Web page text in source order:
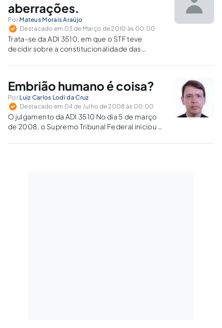
aberrações.
Por Mateus Morais Araújo
Destacado em 03 de Março de 2010 às 00:00
Trata-se da ADI 3510, em que o STF teve
decidir sobre a constitucionalidade das
humanas em fase embrionária.
Embrião humano é coisa?
Por Luiz Carlos Lodi da Cruz
Destacado em 04 de Julho de 2008 às 00:00
O julgamento da ADI 3510 No dia 5 de março
de 2008, o Supremo Tribunal Federal iniciou o
Inconstitucionalidade n. 3510 (ADI 3510)